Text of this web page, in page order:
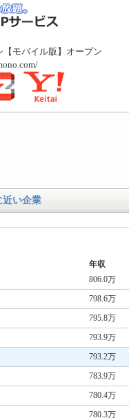
【モバイル版】オープン
近い企業
年収
806.0万
798.6万
795.8万
793.9万
793.2万
783.9万
780.4万
780.3万